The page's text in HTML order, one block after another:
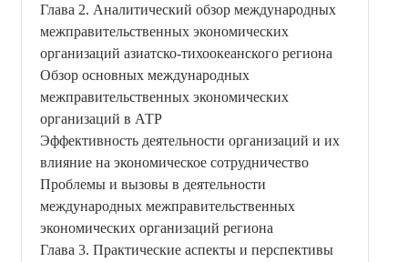
Глава 2. Аналитический обзор международных
межправительственных экономических
организаций азиатско-тихоокеанского региона
Обзор основных международных
межправительственных экономических
организаций в АТР
Эффективность деятельности организаций и их
влияние на экономическое сотрудничество
Проблемы и вызовы в деятельности
международных межправительственных
экономических организаций региона
Глава 3. Практические аспекты и перспективы